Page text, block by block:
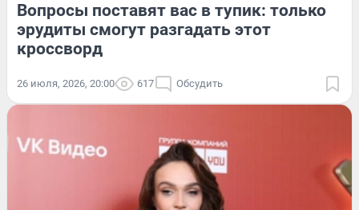
Вопросы поставят вас в тупик: только
эрудиты смогут разгадать этот
кроссворд
26 июля, 2026, 20:00 617 Обсудить